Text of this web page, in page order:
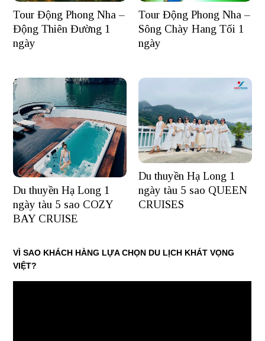
Tour Động Phong Nha –
Động Thiên Đường 1
ngày
Tour Động Phong Nha –
Sông Chày Hang Tối 1
ngày
Du thuyền Hạ Long 1
ngày tàu 5 sao COZY
BAY CRUISE
Du thuyền Hạ Long 1
ngày tàu 5 sao QUEEN
CRUISES
VÌ SAO KHÁCH HÀNG LỰA CHỌN DU LỊCH KHÁT VỌNG
VIỆT?